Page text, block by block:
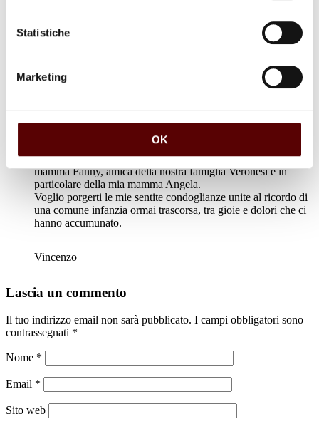
Statistiche
Marketing
OK
in questo triste momento.
Alessia e Giorgio Veronesi
Vincenzo Veronesi
23 Dicembre 2023 a 10:07
Caro Flavio, sono stato informato della scomparsa della tua
mamma Fanny, amica della nostra famiglia Veronesi e in
particolare della mia mamma Angela.
Voglio porgerti le mie sentite condoglianze unite al ricordo di
una comune infanzia ormai trascorsa, tra gioie e dolori che ci
hanno accumunato.
Vincenzo
Lascia un commento
Il tuo indirizzo email non sarà pubblicato. I campi obbligatori sono
contrassegnati *
Nome *
Email *
Sito web